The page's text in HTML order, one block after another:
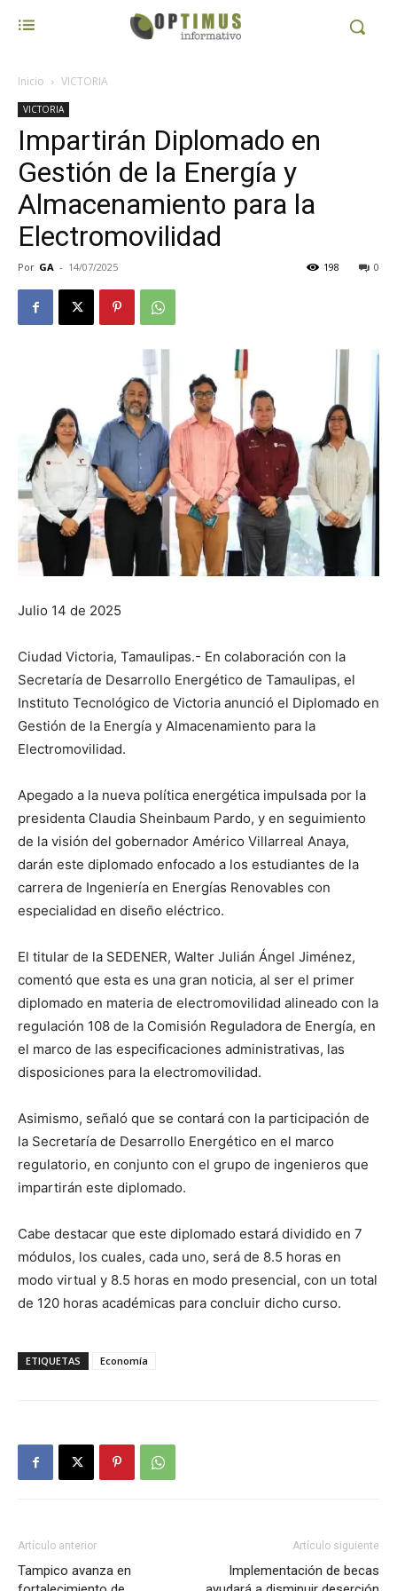
Inicio VICTORIA
VICTORIA
Impartirán Diplomado en
Gestión de la Energía y
Almacenamiento para la
Electromovilidad
Por GA - 14/07/2025 0
198
Julio 14 de 2025
Ciudad Victoria, Tamaulipas.- En colaboración con la
Secretaría de Desarrollo Energético de Tamaulipas, el
Instituto Tecnológico de Victoria anunció el Diplomado en
Gestión de la Energía y Almacenamiento para la
Electromovilidad.
Apegado a la nueva política energética impulsada por la
presidenta Claudia Sheinbaum Pardo, y en seguimiento
de la visión del gobernador Américo Villarreal Anaya,
darán este diplomado enfocado a los estudiantes de la
carrera de Ingeniería en Energías Renovables con
especialidad en diseño eléctrico.
El titular de la SEDENER, Walter Julián Ángel Jiménez,
comentó que esta es una gran noticia, al ser el primer
diplomado en materia de electromovilidad alineado con la
regulación 108 de la Comisión Reguladora de Energía, en
el marco de las especificaciones administrativas, las
disposiciones para la electromovilidad.
Asimismo, señaló que se contará con la participación de
la Secretaría de Desarrollo Energético en el marco
regulatorio, en conjunto con el grupo de ingenieros que
impartirán este diplomado.
Cabe destacar que este diplomado estará dividido en 7
módulos, los cuales, cada uno, será de 8.5 horas en
modo virtual y 8.5 horas en modo presencial, con un total
de 120 horas académicas para concluir dicho curso.
ETIQUETAS Economía
Artículo anterior
Tampico avanza en
Artículo siguiente
Implementación de becas